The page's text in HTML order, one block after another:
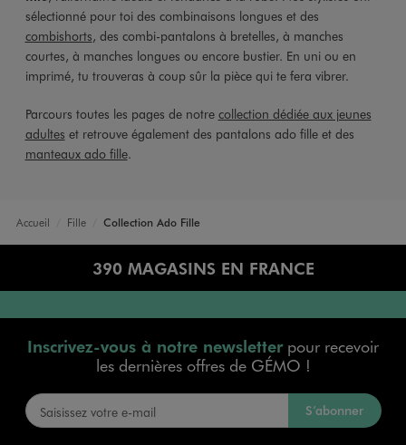
sélectionné pour toi des combinaisons longues et des
combishorts, des combi-pantalons à bretelles, à manches
courtes, à manches longues ou encore bustier. En uni ou en
imprimé, tu trouveras à coup sûr la pièce qui te fera vibrer.
Parcours toutes les pages de notre collection dédiée aux jeunes
adultes et retrouve également des pantalons ado fille et des
manteaux ado fille.
Accueil Fille Collection Ado Fille
390 MAGASINS EN FRANCE
Inscrivez-vous à notre newsletterpour recevoir
les dernières offres de GÉMO !
S’abonner